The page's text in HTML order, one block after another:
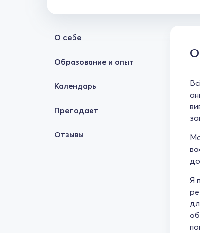
О себе
Образование и опыт
Календарь
Преподает
Отзывы
О
Я